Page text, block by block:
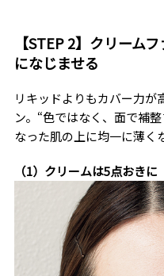
【STEP 2】クリーム
になじませる
リキッドよりもカバー力が
ン。“色ではなく、面で補
なった肌の上に均一に薄く
（1）クリームは5点おきに